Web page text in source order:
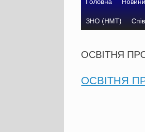
ЗНО (НМТ)
ОСВІТНЯ
ОСВІТНЯ